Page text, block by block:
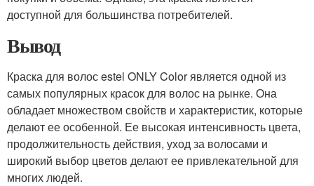
доступной для большинства потребителей.
Вывод
Краска для волос estel ONLY Color является одной из
самых популярных красок для волос на рынке. Она
обладает множеством свойств и характеристик, которые
делают ее особенной. Ее высокая интенсивность цвета,
продолжительность действия, уход за волосами и
широкий выбор цветов делают ее привлекательной для
многих людей.